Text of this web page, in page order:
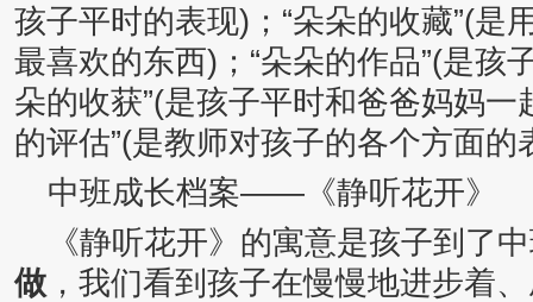
孩子平时的表现)；“朵朵的收藏”(是
最喜欢的东西)；“朵朵的作品”(是孩
朵的收获”(是孩子平时和爸爸妈妈一
的评估”(是教师对孩子的各个方面的
中班成长档案——《静听花开》
《静听花开》的寓意是孩子到了
做 ，我们看到孩子在慢慢地进步着